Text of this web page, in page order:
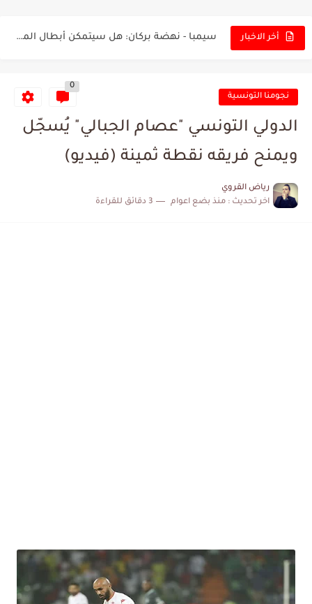
أخر الاخبار سيمبا - نهضة بركان: هل سيتمكن أبطال المغرب من الحفاظ...
البرنامج الكامل لنهائي البطولة بين الاتحاد المنستيري والنادي الإفريقي نجومنا التونسية
0
الدولي التونسي "عصام الجبالي" يُسجّل
ويمنح فريقه نقطة ثمينة (فيديو)
رياض القروي
اخر تحديث : منذ بضع اعوام 3 دقائق للقراءة